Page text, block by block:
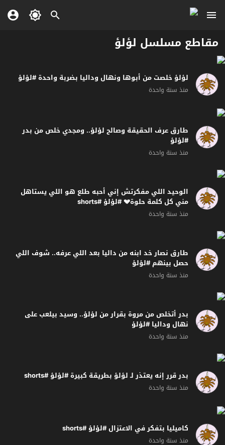
مقاطع مسلسل لؤلؤ
لؤلؤ خلصت من أبوها ونهال وداليا بضربة واحدة #لؤلؤ
منذ سنة واحدة
طارق عرف الحقيقة وصالح لؤلؤ.. ومجدي خلص من بدر
#لؤلؤ
منذ سنة واحدة
الوحيد اللي مفكرتش إني أحبه طلع هو اللي يستاهل
مني كل كلمة حلوة💔 #لؤلؤ #shorts
منذ سنة واحدة
طارق نصار خد ابنه من داليا بعد اللي عرفه.. شوف اللي
حصل بينهم #لؤلؤ
منذ سنة واحدة
بدر أتخلص من مروة بقرار من لؤلؤ.. وسيد بيلعب على
نهال وداليا #لؤلؤ
منذ سنة واحدة
بدر قرر إنه يعتذر لـ لؤلؤ بطريقة كبيرة #لؤلؤ #shorts
منذ سنة واحدة
كاميليا بتفكر في الاعتزال #لؤلؤ #shorts
منذ سنة واحدة